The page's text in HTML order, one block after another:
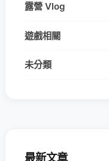
露營 Vlog
遊戲相關
未分類
最新文章